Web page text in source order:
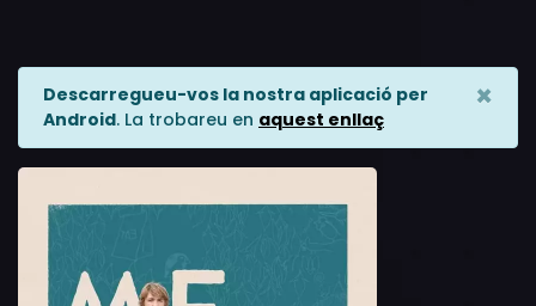
Descarregueu-vos la nostra aplicació per
Android. La trobareu en aquest enllaç
×